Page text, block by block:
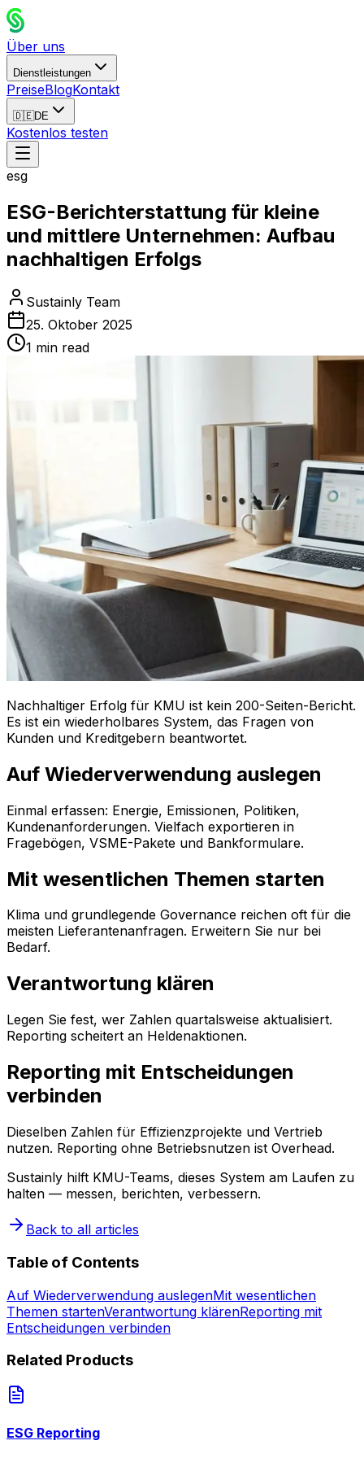
Über uns
Dienstleistungen
PreiseBlogKontakt
🇩🇪DE
Kostenlos testen
esg
ESG-Berichterstattung für kleine
und mittlere Unternehmen: Aufbau
nachhaltigen Erfolgs
Sustainly Team
25. Oktober 2025
1 min read
Nachhaltiger Erfolg für KMU ist kein 200-Seiten-Bericht.
Es ist ein wiederholbares System, das Fragen von
Kunden und Kreditgebern beantwortet.
Auf Wiederverwendung auslegen
Einmal erfassen: Energie, Emissionen, Politiken,
Kundenanforderungen. Vielfach exportieren in
Fragebögen, VSME-Pakete und Bankformulare.
Mit wesentlichen Themen starten
Klima und grundlegende Governance reichen oft für die
meisten Lieferantenanfragen. Erweitern Sie nur bei
Bedarf.
Verantwortung klären
Legen Sie fest, wer Zahlen quartalsweise aktualisiert.
Reporting scheitert an Heldenaktionen.
Reporting mit Entscheidungen
verbinden
Dieselben Zahlen für Effizienzprojekte und Vertrieb
nutzen. Reporting ohne Betriebsnutzen ist Overhead.
Sustainly hilft KMU-Teams, dieses System am Laufen zu
halten — messen, berichten, verbessern.
Back to all articles
Table of Contents
Auf Wiederverwendung auslegenMit wesentlichen
Themen startenVerantwortung klärenReporting mit
Entscheidungen verbinden
Related Products
ESG Reporting